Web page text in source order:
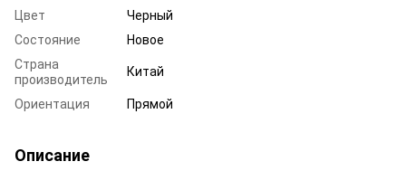
Цвет
Черный
Состояние
Новое
Страна
производитель
Китай
Ориентация
Прямой
Описание